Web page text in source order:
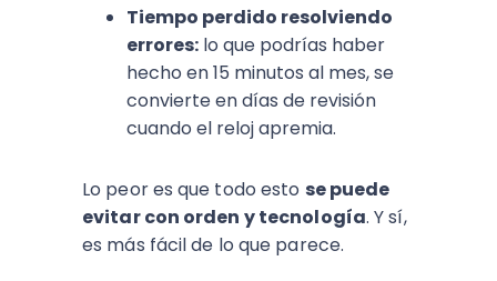
Tiempo perdido resolviendo
errores: lo que podrías haber
hecho en 15 minutos al mes, se
convierte en días de revisión
cuando el reloj apremia.
Lo peor es que todo esto se puede
evitar con orden y tecnología. Y sí,
es más fácil de lo que parece.